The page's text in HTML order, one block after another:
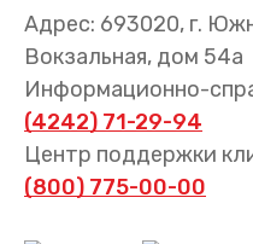
Адрес: 693020, г.
Вокзальная, дом 54а
Информационно-
(4242) 71-29-94
Центр поддержки
(800) 775-00-00